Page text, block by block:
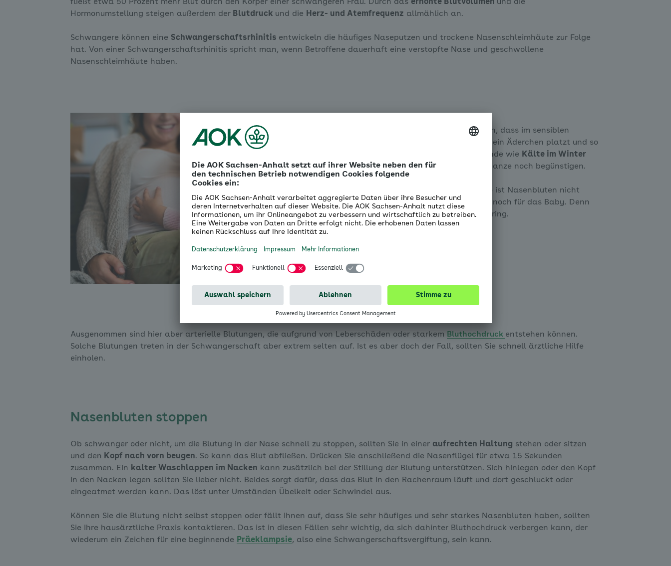
fließt etwa 50 Prozent mehr Blut durch den Körper einer schwangeren Frau. Durch das erhöhte Blutvolumen und die
Hormonumstellung steigen außerdem der Blutdruck und die Herz- und Atemfrequenz allmählich an.
Schwangere können eine Schwangerschaftsrhinitis entwickeln die häufiges Naseputzen und trockene Nasenschleimhäute zur Folge
hat. Von einer Schwangerschaftsrhinitis spricht man, wenn Betroffene dauerhaft eine verstopfte Nase und geschwollene
Nasenschleimhäute haben.
All diese Ursachen können dazu führen, dass im sensiblen
Blutgefäßsystem der Nase ab und an ein Äderchen platzt und so
Nasenbluten entsteht. Äußere Umstände wie Kälte im Winter
undtrockene Raumluftkönnen das Ganze noch begünstigen.
Normalerweise ist Nasenbluten nicht
gefährlich. Weder für die Schwangere noch für das Baby. Denn
der Blutverlust ist in der Regel sehr gering.
Ausgenommen sind hier aber arterielle Blutungen, die aufgrund von Leberschäden oder starkem Bluthochdruck entstehen können.
Solche Blutungen treten in der Schwangerschaft aber extrem selten auf. Ist es aber doch der Fall, sollten Sie schnell ärztliche Hilfe
einholen.
Nasenbluten stoppen
Ob schwanger oder nicht, um die Blutung in der Nase schnell zu stoppen, sollten Sie in einer aufrechten Haltung stehen oder sitzen
und den Kopf nach vorn beugen. So kann das Blut abfließen. Drücken Sie anschließend die Nasenflügel für etwa 15 Sekunden
zusammen. Ein
kalter Waschlappen im Nacken kann zusätzlich bei der Stillung der Blutung unterstützen. Sich hinlegen oder den Kopf
in den Nacken legen sollten Sie lieber nicht. Beides sorgt dafür, dass das Blut in den Rachenraum läuft und dort geschluckt oder
eingeatmet werden kann. Das löst unter Umständen Übelkeit oder Schwindel aus.
Können Sie die Blutung nicht selbst stoppen oder fällt Ihnen auf, dass Sie sehr häufiges und sehr starkes Nasenbluten haben, sollten
Sie Ihre hausärztliche Praxis kontaktieren. Das ist in diesen Fällen sehr wichtig, da sich dahinter Bluthochdruck verbergen kann, der
wiederum ein Zeichen für eine beginnende Präeklampsie, also eine Schwangerschaftsvergiftung, sein kann.